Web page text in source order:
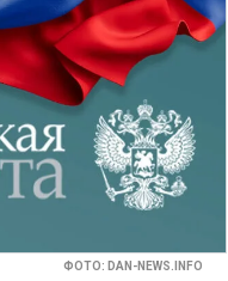
ФОТО: DAN-NEWS.INFO